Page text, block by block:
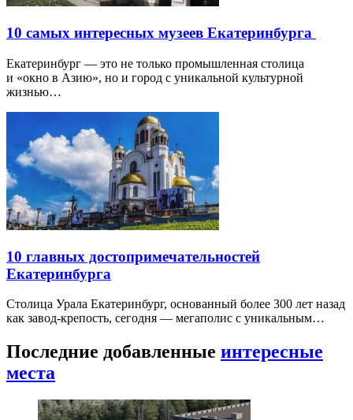
10 самых интересных музеев Екатеринбурга
Екатеринбург — это не только промышленная столица
и «окно в Азию», но и город с уникальной культурной
жизнью…
10 главных достопримечательностей
Екатеринбурга
Столица Урала Екатеринбург, основанный более 300 лет назад
как завод-крепость, сегодня — мегаполис с уникальным…
Последние добавленные интересные
места